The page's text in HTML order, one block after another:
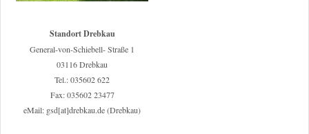
Standort Drebkau
General-von-Schiebell- Straße 1
03116 Drebkau
Tel.: 035602 622
Fax: 035602 23477
eMail: gsd[at]drebkau.de (Drebkau)